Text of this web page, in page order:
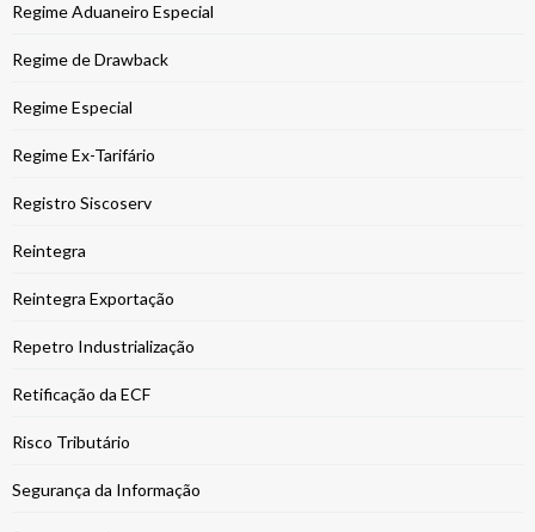
Regime Aduaneiro Especial
Regime de Drawback
Regime Especial
Regime Ex-Tarifário
Registro Siscoserv
Reintegra
Reintegra Exportação
Repetro Industrialização
Retificação da ECF
Risco Tributário
Segurança da Informação